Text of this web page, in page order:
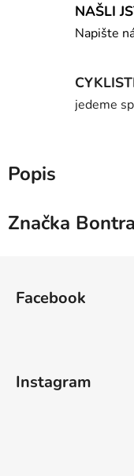
NAŠLI
Napište
jedeme
Popis
Značka
Facebook
Instagram